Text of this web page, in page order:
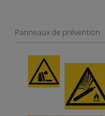
Panneaux de prévention